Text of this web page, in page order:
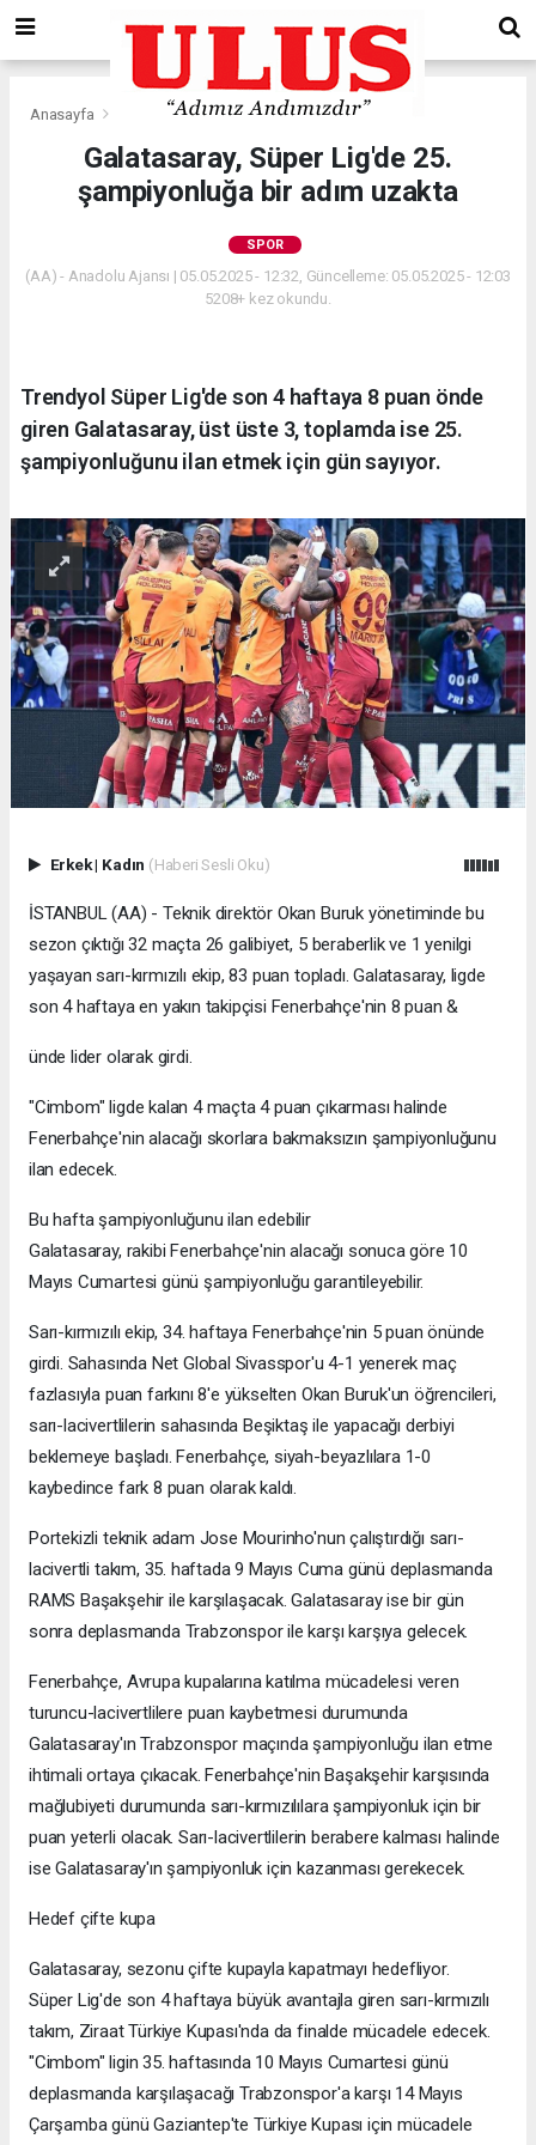
Anasayfa
Galatasaray, Süper Lig'de 25.
şampiyonluğa bir adım uzakta
SPOR
(AA) - Anadolu Ajansı | 05.05.2025 - 12:32, Güncelleme: 05.05.2025 - 12:03
5208+ kez okundu.
Trendyol Süper Lig'de son 4 haftaya 8 puan önde
giren Galatasaray, üst üste 3, toplamda ise 25.
şampiyonluğunu ilan etmek için gün sayıyor.
Erkek| Kadın (Haberi Sesli Oku)
İSTANBUL (AA) - Teknik direktör Okan Buruk yönetiminde bu
sezon çıktığı 32 maçta 26 galibiyet, 5 beraberlik ve 1 yenilgi
yaşayan sarı-kırmızılı ekip, 83 puan topladı. Galatasaray, ligde
son 4 haftaya en yakın takipçisi Fenerbahçe'nin 8 puan &
ünde lider olarak girdi.
"Cimbom" ligde kalan 4 maçta 4 puan çıkarması halinde
Fenerbahçe'nin alacağı skorlara bakmaksızın şampiyonluğunu
ilan edecek.
Bu hafta şampiyonluğunu ilan edebilir
Galatasaray, rakibi Fenerbahçe'nin alacağı sonuca göre 10
Mayıs Cumartesi günü şampiyonluğu garantileyebilir.
Sarı-kırmızılı ekip, 34. haftaya Fenerbahçe'nin 5 puan önünde
girdi. Sahasında Net Global Sivasspor'u 4-1 yenerek maç
fazlasıyla puan farkını 8'e yükselten Okan Buruk'un öğrencileri,
sarı-lacivertlilerin sahasında Beşiktaş ile yapacağı derbiyi
beklemeye başladı. Fenerbahçe, siyah-beyazlılara 1-0
kaybedince fark 8 puan olarak kaldı.
Portekizli teknik adam Jose Mourinho'nun çalıştırdığı sarı-
lacivertli takım, 35. haftada 9 Mayıs Cuma günü deplasmanda
RAMS Başakşehir ile karşılaşacak. Galatasaray ise bir gün
sonra deplasmanda Trabzonspor ile karşı karşıya gelecek.
Fenerbahçe, Avrupa kupalarına katılma mücadelesi veren
turuncu-lacivertlilere puan kaybetmesi durumunda
Galatasaray'ın Trabzonspor maçında şampiyonluğu ilan etme
ihtimali ortaya çıkacak. Fenerbahçe'nin Başakşehir karşısında
mağlubiyeti durumunda sarı-kırmızılılara şampiyonluk için bir
puan yeterli olacak. Sarı-lacivertlilerin berabere kalması halinde
ise Galatasaray'ın şampiyonluk için kazanması gerekecek.
Hedef çifte kupa
Galatasaray, sezonu çifte kupayla kapatmayı hedefliyor.
Süper Lig'de son 4 haftaya büyük avantajla giren sarı-kırmızılı
takım, Ziraat Türkiye Kupası'nda da finalde mücadele edecek.
"Cimbom" ligin 35. haftasında 10 Mayıs Cumartesi günü
deplasmanda karşılaşacağı Trabzonspor'a karşı 14 Mayıs
Çarşamba günü Gaziantep'te Türkiye Kupası için mücadele